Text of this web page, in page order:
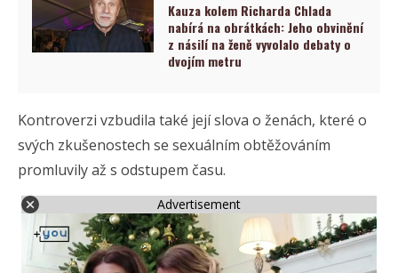
Kauza kolem Richarda Chlada
nabírá na obrátkách: Jeho obvinění
z násilí na ženě vyvolalo debaty o
dvojím metru
Kontroverzi vzbudila také její slova o ženách, které o
svých zkušenostech se sexuálním obtěžováním
promluvily až s odstupem času.
Advertisement